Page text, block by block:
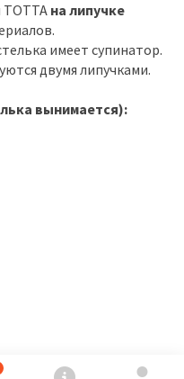
ТОТТА на липучке
имеет супинатор.
двумя липучками.
вынимается):